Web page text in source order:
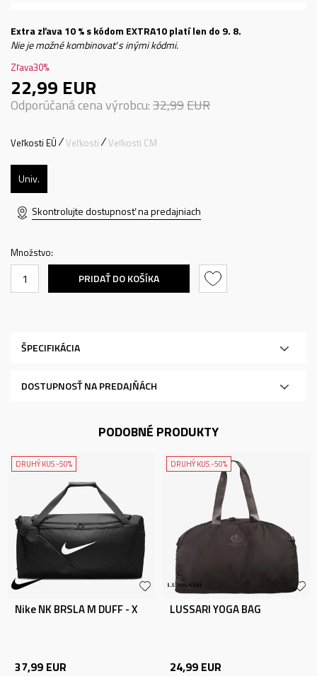
Extra zľava 10 % s kódom EXTRA10 platí len do 9. 8.
Nie je možné kombinovať s inými kódmi.
Zľava30%
22,99 EUR
Odporúčaná cena výrobcu:32,99EUR
Veľkosti EÚ Veľkosti Veľkosti CM
Univ.
Skontrolujte dostupnosť na predajniach
Množstvo:
PRIDAŤ DO KOŠÍKA
ŠPECIFIKÁCIA
DOSTUPNOSŤ NA PREDAJŇÁCH
PODOBNÉ PRODUKTY
DRUHÝ KUS -50%
Nike NK BRSLA M DUFF - X
37,99 EUR
DRUHÝ KUS -50%
LUSSARI YOGA BAG
24,99 EUR